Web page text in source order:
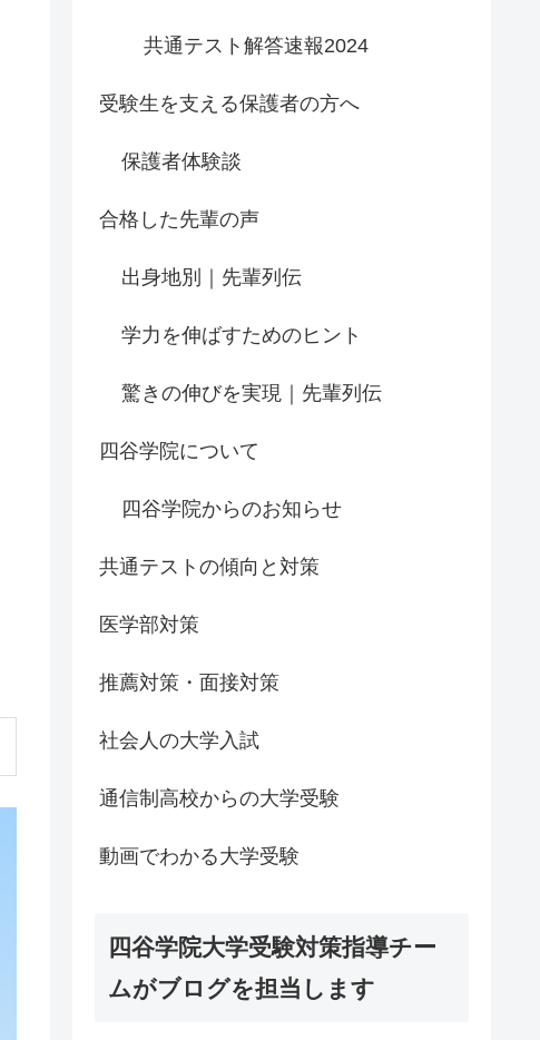
共通テスト解答速報2024
受験生を支える保護者の方へ
保護者体験談
合格した先輩の声
出身地別｜先輩列伝
学力を伸ばすためのヒント
驚きの伸びを実現｜先輩列伝
四谷学院について
四谷学院からのお知らせ
共通テストの傾向と対策
医学部対策
推薦対策・面接対策
社会人の大学入試
通信制高校からの大学受験
動画でわかる大学受験
四谷学院大学受験対策指導チー
ムがブログを担当します